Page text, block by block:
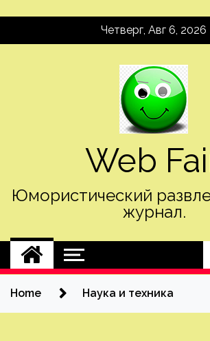
Четверг, Авг 6, 2026
Web
Юмористический
журнал.
Home Наука и техника